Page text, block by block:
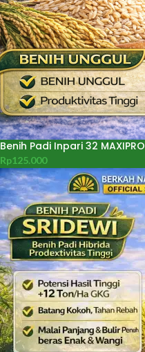
Benih Padi Inpari 32 MAXIPRO
Rp125.000